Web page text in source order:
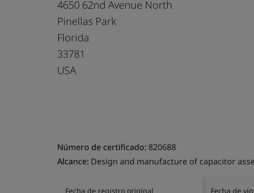
4650 62nd Avenue North
Pinellas Park
Florida
33781
USA
Número de certificado: 820688
Alcance: Design and manufacture of capacitor
Fecha de registro original Fecha de